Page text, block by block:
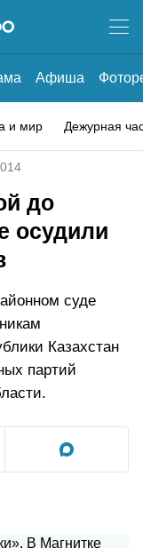
Афиша
и мир Дежурная
до
осудили
суде
Казахстан
партий